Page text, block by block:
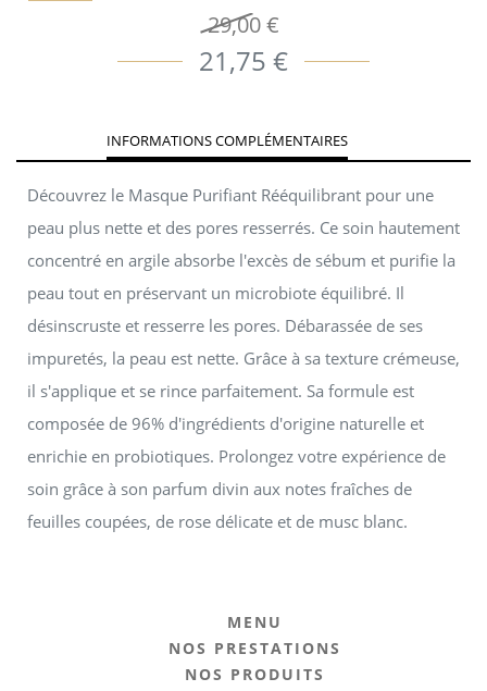
29,00 €
21,75 €
INFORMATIONS COMPLÉMENTAIRES
Découvrez le Masque Purifiant Rééquilibrant pour une
peau plus nette et des pores resserrés. Ce soin hautement
concentré en argile absorbe l'excès de sébum et purifie la
peau tout en préservant un microbiote équilibré. Il
désinscruste et resserre les pores. Débarassée de ses
impuretés, la peau est nette. Grâce à sa texture crémeuse,
il s'applique et se rince parfaitement. Sa formule est
composée de 96% d'ingrédients d'origine naturelle et
enrichie en probiotiques. Prolongez votre expérience de
soin grâce à son parfum divin aux notes fraîches de
feuilles coupées, de rose délicate et de musc blanc.
MENU
NOS PRESTATIONS
NOS PRODUITS